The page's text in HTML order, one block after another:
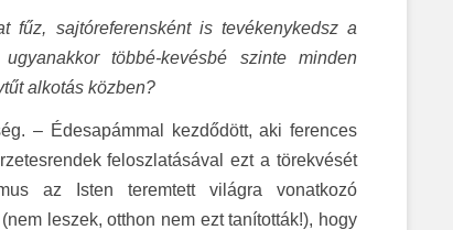
fűz, sajtóreferensként is tevékenykedsz a
többé-kevésbé szinte minden
alkotás közben?
– Édesapámmal kezdődött, aki ferences
feloszlatásával ezt a törekvését
az Isten teremtett világra vonatkozó
leszek, otthon nem ezt tanították!), hogy